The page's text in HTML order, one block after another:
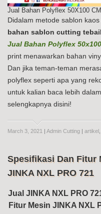
Jual Bahan Polyflex 50X100
Didalam metode sablon
bahan sablon cutting
Jual Bahan Polyflex
print menawarkan bahan
Dan jika teman-teman
polyflex seperti apa yang
untuk kalian baca lebih
selengkapnya disini!
March 3, 2021 | Admin Cutting | artikel
Spesifikasi Dan Fitur
JINKA NXL PRO 721
Jual JINKA NXL PRO
Fitur Mesin JINKA NXL